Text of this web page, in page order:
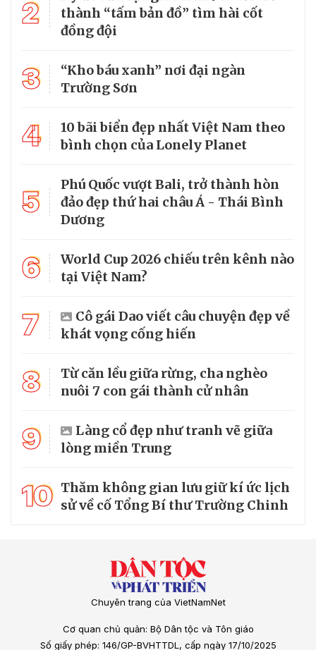
2
thành “tấm bản đồ” tìm hài cốt
đồng đội
3
“Kho báu xanh” nơi đại ngàn
Trường Sơn
4
10 bãi biển đẹp nhất Việt Nam theo
bình chọn của Lonely Planet
5
Phú Quốc vượt Bali, trở thành hòn
đảo đẹp thứ hai châu Á - Thái Bình
Dương
6
World Cup 2026 chiếu trên kênh nào
tại Việt Nam?
7
Cô gái Dao viết câu chuyện đẹp về
khát vọng cống hiến
8
Từ căn lều giữa rừng, cha nghèo
nuôi 7 con gái thành cử nhân
9
Làng cổ đẹp như tranh vẽ giữa
lòng miền Trung
10 Thăm không gian lưu giữ kí ức lịch
sử về cố Tổng Bí thư Trường Chinh
Chuyên trang của VietNamNet
Cơ quan chủ quản: Bộ Dân tộc và Tôn giáo
Số giấy phép: 146/GP-BVHTTDL, cấp ngày 17/10/2025